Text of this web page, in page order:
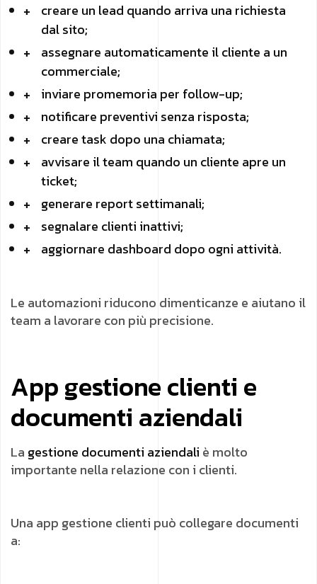
creare un lead quando arriva una richiesta
dal sito;
assegnare automaticamente il cliente a un
commerciale;
inviare promemoria per follow-up;
notificare preventivi senza risposta;
creare task dopo una chiamata;
avvisare il team quando un cliente apre un
ticket;
generare report settimanali;
segnalare clienti inattivi;
aggiornare dashboard dopo ogni attività.
Le automazioni riducono dimenticanze e aiutano il
team a lavorare con più precisione.
App gestione clienti e
documenti aziendali
La gestione documenti aziendali è molto
importante nella relazione con i clienti.
Una app gestione clienti può collegare documenti
a: